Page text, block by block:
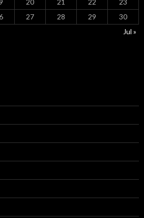
20 21 22
23
27 28 29
30
Jul »